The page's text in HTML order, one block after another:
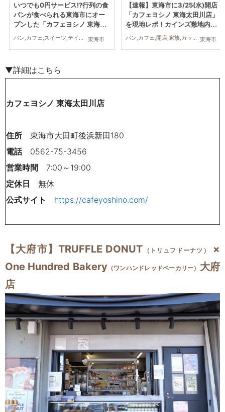
東海市
いつでも0円サービス!?行列の食
パンが食べられる東海市にオー
プンした「カフェヨシノ 東海太
パン,カフェ,スイーツ,テイクアウト,家族,カップル,おひとりさま,友人 東海市
【速報】東海市に3/25(水)開店
「カフェヨシノ 東海太田川店」
を現地レポ！カインズ敷地内の
ドライブスルー併設店
パン,カフェ,開店,家族,カップル,おひとりさま,友人
▼詳細はこちら
カフェヨシノ 東海太田川店
住所 東海市大田町後浜新田180
電話0562-75-3456
営業時間 7:00～19:00
定休日 無休
公式サイト
https://cafeyoshino.com/
【大府市】TRUFFLE DONUT （トリュフドーナツ）
×
One Hundred Bakery（ワンハンドレッドベーカリー） 大府
店